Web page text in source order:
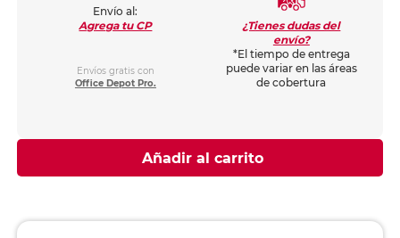
Envío al:
Agrega tu CP
Envíos gratis con
Office Depot Pro.
¿Tienes dudas del
envío?
*El tiempo de entrega
puede variar en las áreas
de cobertura
Añadir al carrito